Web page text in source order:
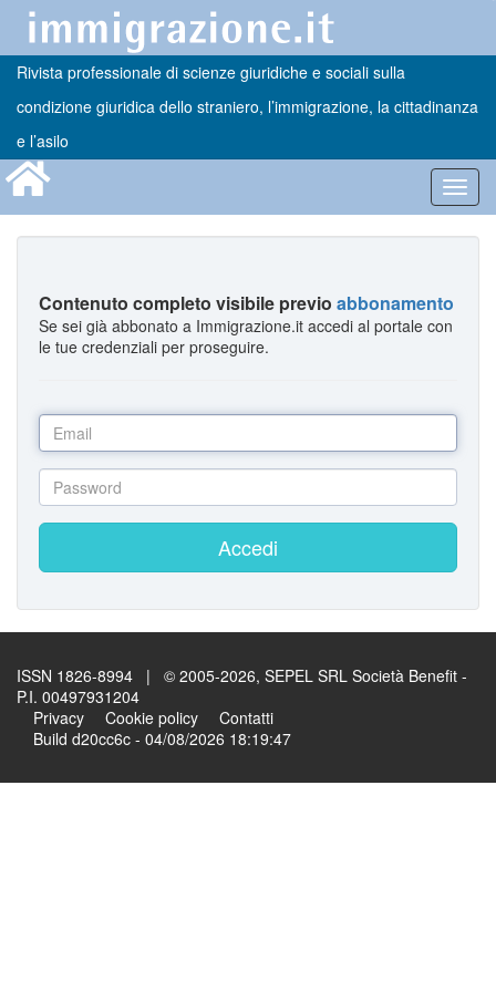
Rivista professionale di scienze giuridiche e sociali sulla
condizione giuridica dello straniero, l’immigrazione, la cittadinanza
e l’asilo
Contenuto completo visibile previo abbonamento
Se sei già abbonato a Immigrazione.it accedi al portale con
le tue credenziali per proseguire.
Accedi
ISSN 1826-8994 | © 2005-2026, SEPEL SRL Società Benefit -
P.I. 00497931204
Privacy
Cookie policy
Contatti
Build d20cc6c - 04/08/2026 18:19:47